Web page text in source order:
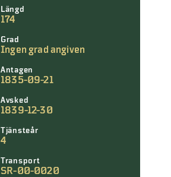
Längd
174
Grad
Ingen grad angiven
Antagen
1835-09-21
Avsked
1839-12-30
Tjänsteår
4
Transport
SR-00-0020